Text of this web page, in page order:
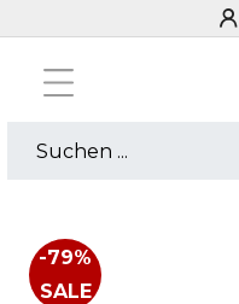
-79%
SALE